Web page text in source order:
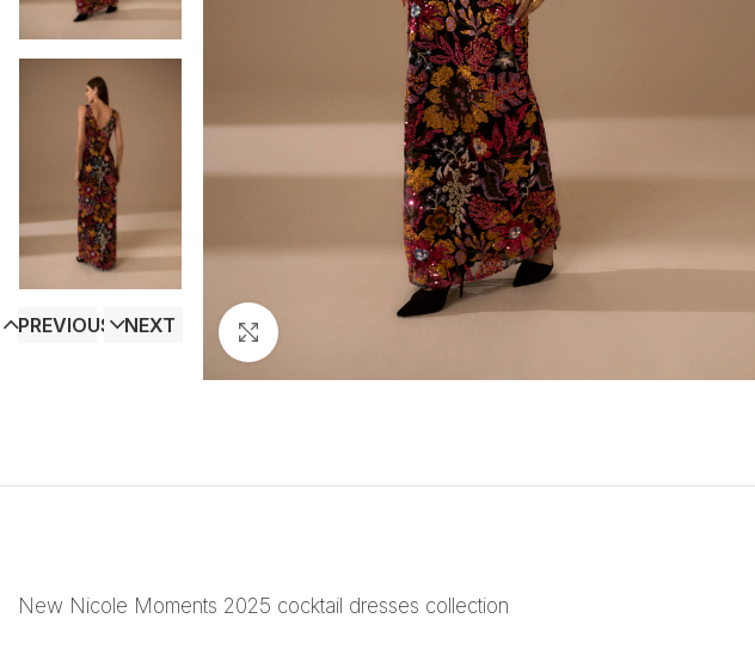
PREVIOUS NEXT
New Nicole Moments 2025 cocktail dresses collection